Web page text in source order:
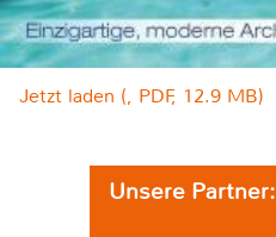
Jetzt laden (, PDF, 12.9 MB)
Unsere Partner: